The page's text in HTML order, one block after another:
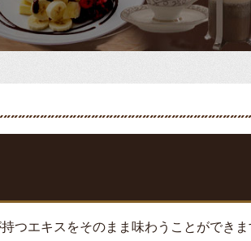
つエキスをそのまま味わうことができ